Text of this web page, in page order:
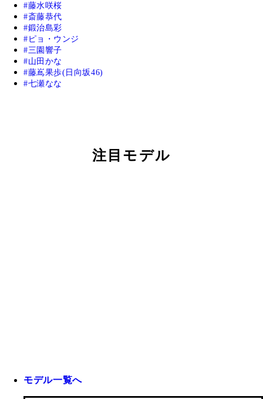
藤水咲桜
斎藤恭代
鍛治島彩
ピョ・ウンジ
三園響子
山田かな
藤嶌果歩(日向坂46)
七瀬なな
注目モデル
モデル一覧へ